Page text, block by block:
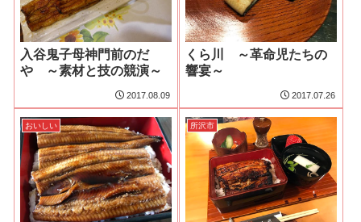
入谷鬼子母神門前のだ
や ～素材と技の競演～
2017.08.09
くら川 ～革命児たちの
響宴～
2017.07.26
おいしい 所沢市